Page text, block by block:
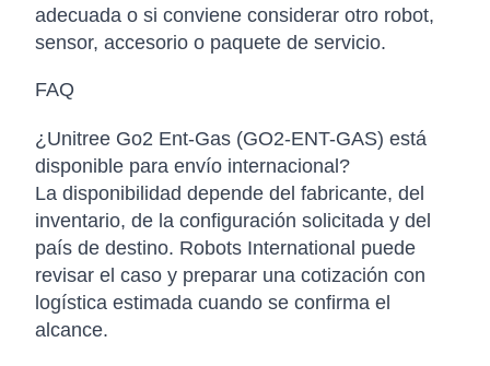
adecuada o si conviene considerar otro robot,
sensor, accesorio o paquete de servicio.
FAQ
¿Unitree Go2 Ent-Gas (GO2-ENT-GAS) está
disponible para envío internacional?
La disponibilidad depende del fabricante, del
inventario, de la configuración solicitada y del
país de destino. Robots International puede
revisar el caso y preparar una cotización con
logística estimada cuando se confirma el
alcance.